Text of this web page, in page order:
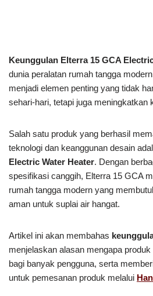
Keunggulan Elterra 15 GCA
dunia peralatan rumah tangga
menjadi elemen penting yang tidak
sehari-hari, tetapi juga meningkatkan
Salah satu produk yang berhasil
teknologi dan keanggunan desain
Electric Water Heater. Dengan
spesifikasi canggih, Elterra 15 GCA
rumah tangga modern yang
aman untuk suplai air hangat.
Artikel ini akan membahas
menjelaskan alasan mengapa
bagi banyak pengguna, serta
untuk pemesanan produk melalui